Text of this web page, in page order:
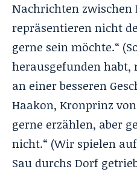
Nachrichten zwischen
repräsentieren nicht
gerne sein möchte.“
herausgefunden habt,
an einer besseren
Haakon, Kronprinz
gerne erzählen, aber
nicht.“ (Wir spielen
Sau durchs Dorf